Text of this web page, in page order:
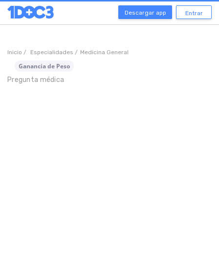
Descargar app Entrar
Inicio / Especialidades / Medicina General
Ganancia de Peso
Pregunta médica